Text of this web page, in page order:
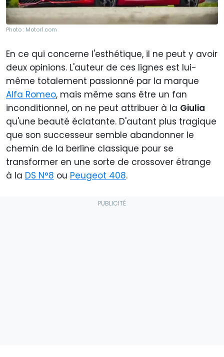
Photo : Motor1.com
En ce qui concerne l'esthétique, il ne peut y avoir
deux opinions. L'auteur de ces lignes est lui-
même totalement passionné par la marque
Alfa Romeo, mais même sans être un fan
inconditionnel, on ne peut attribuer à la Giulia
qu'une beauté éclatante. D'autant plus tragique
que son successeur semble abandonner le
chemin de la berline classique pour se
transformer en une sorte de crossover étrange
à la DS N°8 ou Peugeot 408.